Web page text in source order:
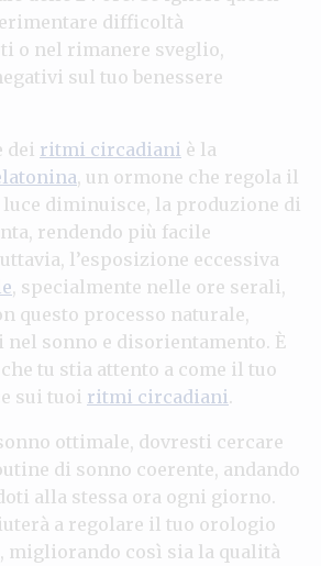
difficoltà
o nel rimanere sveglio,
sul tuo benessere
dei ritmi circadiani è la
, un ormone che regola il
luce diminuisce, la produzione di
rendendo più facile
l’esposizione eccessiva
, specialmente nelle ore serali,
questo processo naturale,
nel sonno e disorientamento. È
tu stia attento a come il tuo
sui tuoi ritmi circadiani.
ottimale, dovresti cercare
di sonno coerente, andando
alla stessa ora ogni giorno.
a regolare il tuo orologio
migliorando così sia la qualità